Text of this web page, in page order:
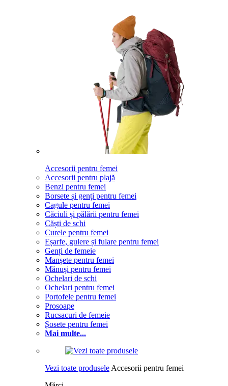
Accesorii pentru femei
Accesorii pentru plajă
Benzi pentru femei
Borsete și genți pentru femei
Cagule pentru femei
Căciuli și pălării pentru femei
Căști de schi
Curele pentru femei
Eșarfe, gulere și fulare pentru femei
Genți de femeie
Manșete pentru femei
Mănuși pentru femei
Ochelari de schi
Ochelari pentru femei
Portofele pentru femei
Prosoape
Rucsacuri de femeie
Șosete pentru femei
Mai multe...
Vezi toate produsele Accesorii pentru femei